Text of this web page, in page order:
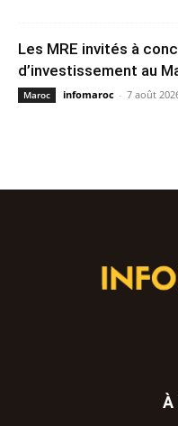
Les MRE invités à
d’investissement au
Maroc infomaroc - 7 août
À